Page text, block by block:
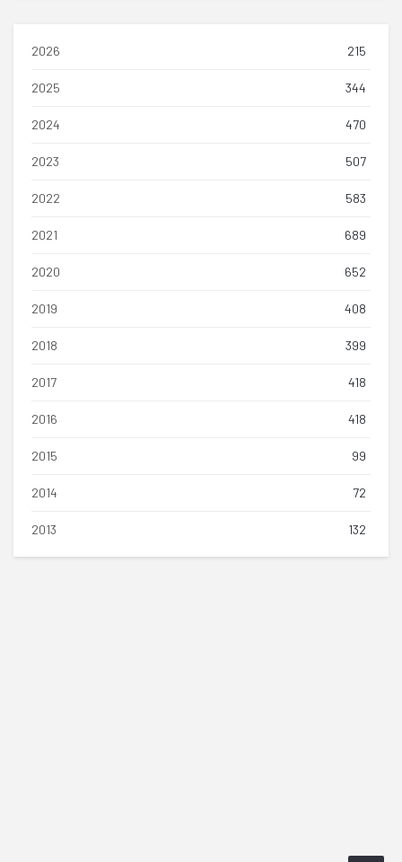
2026 215
2025 344
2024 470
2023 507
2022 583
2021 689
2020 652
2019 408
2018 399
2017 418
2016 418
2015 99
2014 72
2013 132